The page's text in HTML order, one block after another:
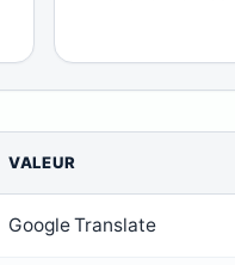
VALEUR
Google Translate